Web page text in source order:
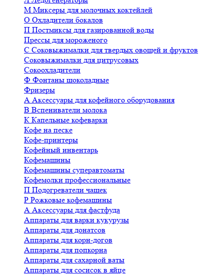
М Миксеры для молочных коктейлей
О Охладители бокалов
П Постмиксы для газированной воды
Прессы для мороженого
С Соковыжималки для твердых овощей и фруктов
Соковыжималки для цитрусовых
Сокоохладители
Ф Фонтаны шоколадные
Фризеры
А Аксессуары для кофейного оборудования
В Вспениватели молока
К Капельные кофеварки
Кофе на песке
Кофе-принтеры
Кофейный инвентарь
Кофемашины
Кофемашины суперавтоматы
Кофемолки профессиональные
П Подогреватели чашек
Р Рожковые кофемашины
А Аксессуары для фастфуда
Аппараты для варки кукурузы
Аппараты для донатсов
Аппараты для корн-догов
Аппараты для попкорна
Аппараты для сахарной ваты
Аппараты для сосисок в яйце